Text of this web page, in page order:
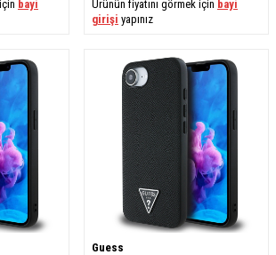
bayi
Ürünün fiyatını görmek için bayi
girişi yapınız
Guess